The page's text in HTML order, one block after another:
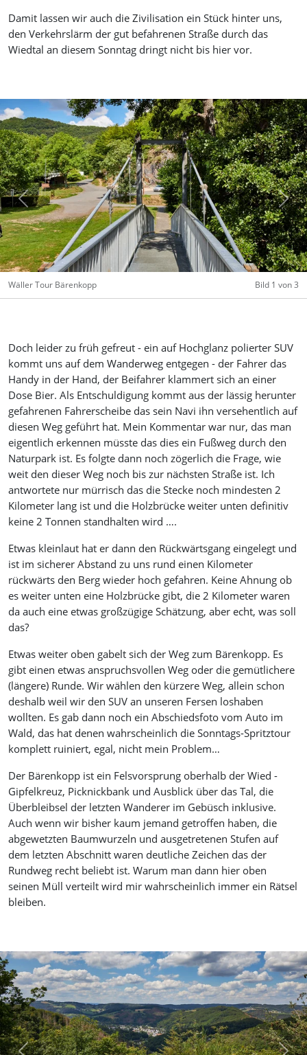
Damit lassen wir auch die Zivilisation ein Stück hinter uns,
den Verkehrslärm der gut befahrenen Straße durch das
Wiedtal an diesem Sonntag dringt nicht bis hier vor.
Wäller Tour Bärenkopp Bild 1 von 3
Previous Next
Doch leider zu früh gefreut - ein auf Hochglanz polierter SUV
kommt uns auf dem Wanderweg entgegen - der Fahrer das
Handy in der Hand, der Beifahrer klammert sich an einer
Dose Bier. Als Entschuldigung kommt aus der lässig herunter
gefahrenen Fahrerscheibe das sein Navi ihn versehentlich auf
diesen Weg geführt hat. Mein Kommentar war nur, das man
eigentlich erkennen müsste das dies ein Fußweg durch den
Naturpark ist. Es folgte dann noch zögerlich die Frage, wie
weit den dieser Weg noch bis zur nächsten Straße ist. Ich
antwortete nur mürrisch das die Stecke noch mindesten 2
Kilometer lang ist und die Holzbrücke weiter unten definitiv
keine 2 Tonnen standhalten wird ….
Etwas kleinlaut hat er dann den Rückwärtsgang eingelegt und
ist im sicherer Abstand zu uns rund einen Kilometer
rückwärts den Berg wieder hoch gefahren. Keine Ahnung ob
es weiter unten eine Holzbrücke gibt, die 2 Kilometer waren
da auch eine etwas großzügige Schätzung, aber echt, was soll
das?
Etwas weiter oben gabelt sich der Weg zum Bärenkopp. Es
gibt einen etwas anspruchsvollen Weg oder die gemütlichere
(längere) Runde. Wir wählen den kürzere Weg, allein schon
deshalb weil wir den SUV an unseren Fersen loshaben
wollten. Es gab dann noch ein Abschiedsfoto vom Auto im
Wald, das hat denen wahrscheinlich die Sonntags-Spritztour
komplett ruiniert, egal, nicht mein Problem…
Der Bärenkopp ist ein Felsvorsprung oberhalb der Wied -
Gipfelkreuz, Picknickbank und Ausblick über das Tal, die
Überbleibsel der letzten Wanderer im Gebüsch inklusive.
Auch wenn wir bisher kaum jemand getroffen haben, die
abgewetzten Baumwurzeln und ausgetretenen Stufen auf
dem letzten Abschnitt waren deutliche Zeichen das der
Rundweg recht beliebt ist. Warum man dann hier oben
seinen Müll verteilt wird mir wahrscheinlich immer ein Rätsel
bleiben.